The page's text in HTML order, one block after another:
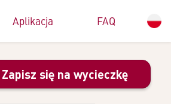
Aplikacja FAQ
Zapisz się na wycieczkę